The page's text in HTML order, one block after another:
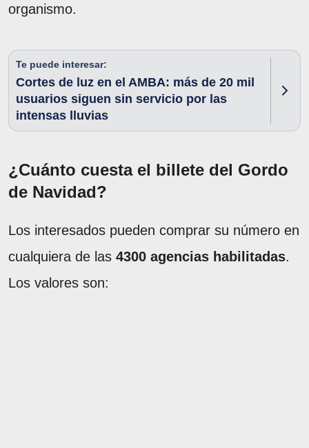
organismo.
Te puede interesar:
Cortes de luz en el AMBA: más de 20 mil
usuarios siguen sin servicio por las
intensas lluvias
¿Cuánto cuesta el billete del Gordo
de Navidad?
Los interesados pueden comprar su número en
cualquiera de las 4300 agencias habilitadas.
Los valores son: